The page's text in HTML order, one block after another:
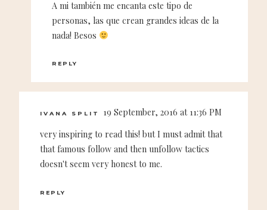
A mi también me encanta este tipo de
personas, las que crean grandes ideas de la
nada! Besos
REPLY
IVANA SPLIT
19 September, 2016 at 11:36 PM
very inspiring to read this! but I must admit that
that famous follow and then unfollow tactics
doesn't seem very honest to me.
REPLY